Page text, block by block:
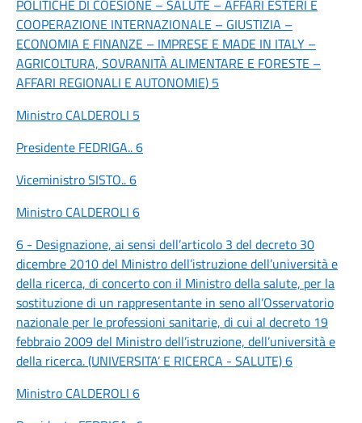
POLITICHE DI COESIONE – SALUTE – AFFARI ESTERI E
COOPERAZIONE INTERNAZIONALE – GIUSTIZIA –
ECONOMIA E FINANZE – IMPRESE E MADE IN ITALY –
AGRICOLTURA, SOVRANITÀ ALIMENTARE E FORESTE –
AFFARI REGIONALI E AUTONOMIE) 5
Ministro CALDEROLI 5
Presidente FEDRIGA.. 6
Viceministro SISTO.. 6
Ministro CALDEROLI 6
6 - Designazione, ai sensi dell’articolo 3 del decreto 30
dicembre 2010 del Ministro dell’istruzione dell’università e
della ricerca, di concerto con il Ministro della salute, per la
sostituzione di un rappresentante in seno all’Osservatorio
nazionale per le professioni sanitarie, di cui al decreto 19
febbraio 2009 del Ministro dell’istruzione, dell’università e
della ricerca. (UNIVERSITA’ E RICERCA - SALUTE) 6
Ministro CALDEROLI 6